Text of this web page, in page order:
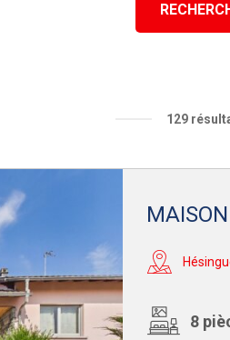
129
8